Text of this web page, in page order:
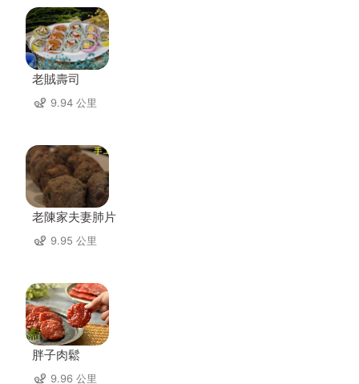
老賊壽司
9.94 公里
老陳家夫妻肺片
9.95 公里
胖子肉鬆
9.96 公里